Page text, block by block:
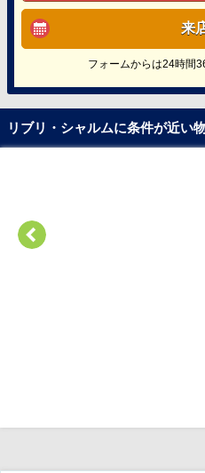
来
フォームからは24時間
リブリ・シャルムに条件が近い